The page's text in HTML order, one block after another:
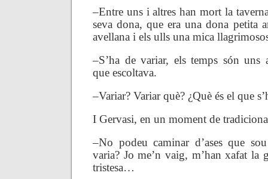
–Entre uns i altres han mort la
seva dona, que era una dona petita
avellana i els ulls una mica
–S’ha de variar, els temps són
que escoltava.
–Variar? Variar què? ¿Què és el que
I Gervasi, en un moment de
–No podeu caminar d’ases que
varia? Jo me’n vaig, m’han xafat la
tristesa…